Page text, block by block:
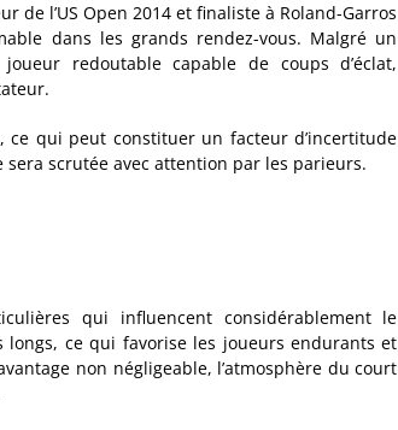
de l’US Open 2014 et finaliste à Roland-Garros
dans les grands rendez-vous. Malgré un
redoutable capable de coups d’éclat,
qui peut constituer un facteur d’incertitude
scrutée avec attention par les parieurs.
qui influencent considérablement le
longs, ce qui favorise les joueurs endurants et
non négligeable, l’atmosphère du court